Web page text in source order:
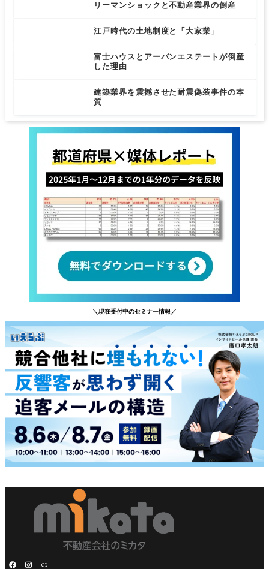
リーマンショックと不動産業界の倒産
江戸時代の土地制度と「大家業」
富士ハウスとアーバンエステートが倒産
した理由
建築業界を震撼させた耐震偽装事件の本
質
＼現在受付中のセミナー情報／